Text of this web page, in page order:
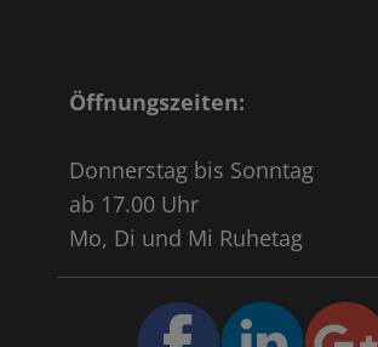
Öffnungszeiten:
Donnerstag bis Sonntag
ab 17.00 Uhr
Mo, Di und Mi Ruhetag